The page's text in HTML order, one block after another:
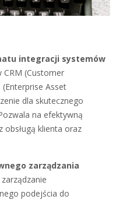
integracji systemów
(Customer
Asset
dla skutecznego
na efektywną
obsługą klienta oraz
zarządzania
podejścia do